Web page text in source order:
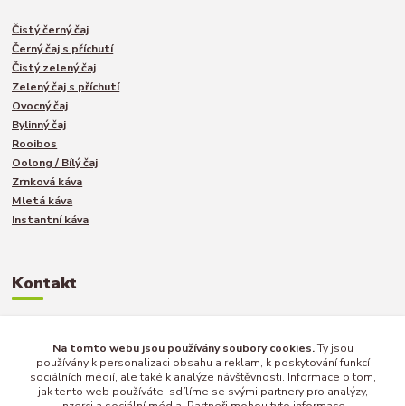
Čistý černý čaj
Černý čaj s příchutí
Čistý zelený čaj
Zelený čaj s příchutí
Ovocný čaj
Bylinný čaj
Rooibos
Oolong / Bílý čaj
Zrnková káva
Mletá káva
Instantní káva
Kontakt
Jakub Turek
+420 735 040 893
Na tomto webu jsou používány soubory cookies.Ty jsou
používány k personalizaci obsahu a reklam, k poskytování funkcí
sociálních médií, ale také k analýze návštěvnosti. Informace o tom,
jak tento web používáte, sdílíme se svými partnery pro analýzy,